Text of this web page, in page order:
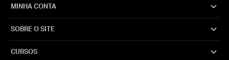
MINHA CONTA
SOBRE O SITE
CURSOS